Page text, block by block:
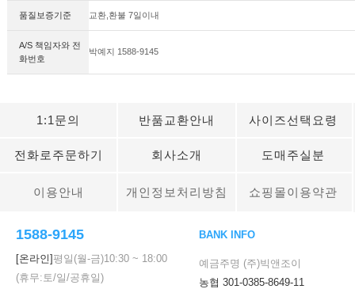
품질보증기준 교환,환불 7일이내
A/S 책임자와 전
화번호
박예지 1588-9145
1:1문의 반품교환안내 사이즈선택요령
전화로주문하기 회사소개 도매주실분
이용안내 개인정보처리방침 쇼핑몰이용약관
1588-9145
[온라인]평일(월-금)10:30 ~ 18:00
(휴무:토/일/공휴일)
BANK INFO
예금주명 (주)빅앤조이
농협 301-0385-8649-11